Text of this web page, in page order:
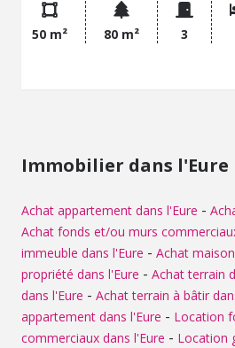
80 m² - Classe énergie : D -
estimé des dépenses annuelles
standard : 1050 à 1470 € (base
Inclus : 95 400 € dont 6,00% Hon.
50 m² 80 m² 3
Immobilier dans l'Eure
Achat appartement dans l'Eure -
Achat fonds et/ou murs
immeuble dans l'Eure - Achat
propriété dans l'Eure - Achat terrain
dans l'Eure - Achat terrain à bâtir
appartement dans l'Eure - Location
commerciaux dans l'Eure - Location